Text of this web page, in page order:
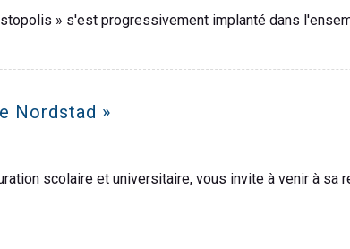
» s'est progressivement implanté dans
Nordstad »
scolaire et universitaire, vous invite à venir à sa